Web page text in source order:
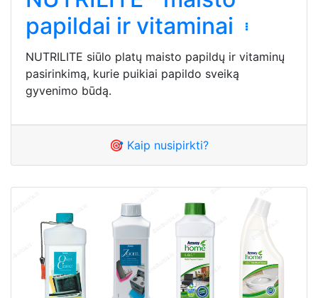
papildai ir vitaminai
NUTRILITE siūlo platų maisto papildų ir vitaminų
pasirinkimą, kurie puikiai papildo sveiką
gyvenimo būdą.
🎯 Kaip nusipirkti?